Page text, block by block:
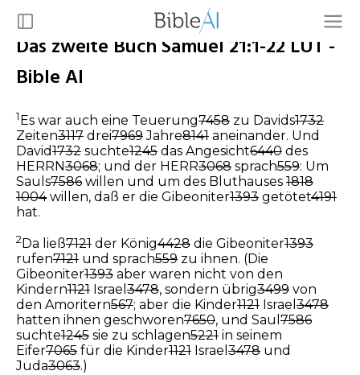
Das zweite Buch Samuel 21:1-22 LUT -
Bible AI
1Es war auch eine Teuerung7458 zu Davids1732
Zeiten3117 drei7969Jahre8141 aneinander. Und
David1732 suchte1245 das Angesicht6440 des
HERRN3068; und der HERR3068 sprach559: Um
Sauls7586 willen und um des Bluthauses 1818
1004willen, daß er die Gibeoniter1393 getötet4191
hat.
2 Da ließ7121 der König4428 die Gibeoniter1393
rufen7121 und sprach559 zu ihnen. (Die
Gibeoniter1393 aber waren nicht von den
Kindern1121 Israel 3478, sondern übrig3499 von
den Amoritern567; aber die Kinder1121 Israel 3478
hatten ihnen geschworen7650, und Saul 7586
suchte1245 sie zu schlagen5221 in seinem
Eifer7065 für die Kinder1121 Israel 3478 und
Juda3063.)